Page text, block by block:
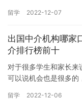
学名单…
留学 2022-12-07
出国中介机构哪家
介排行榜前十
对于很多学生和家长来
可以说机会也是很多的
选择，…
留学 2022-12-06